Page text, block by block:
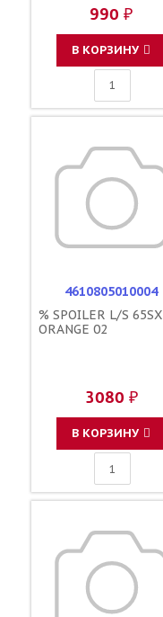
990 ₽
В КОРЗИНУ
4610805010004
% SPOILER L/S 65SX
ORANGE 02
3080 ₽
В КОРЗИНУ